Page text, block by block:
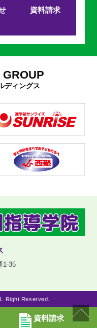
資料請求
ディングス
1-35
Right Reserved.
資料請求